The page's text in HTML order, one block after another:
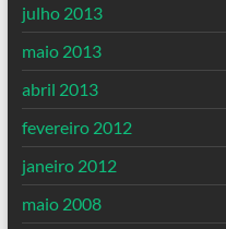
julho 2013
maio 2013
abril 2013
fevereiro 2012
janeiro 2012
maio 2008